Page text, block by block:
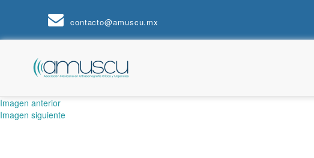
contacto@amuscu.mx
Imagen anterior
Imagen siguiente